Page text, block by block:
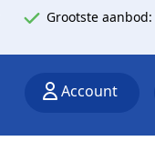
Grootste aanbod:
Account